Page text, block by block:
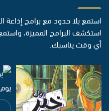
استمع بلا حدود مع برامج إذاعة
استكشف البرامج المميزة،
أي وقت يناسبك.